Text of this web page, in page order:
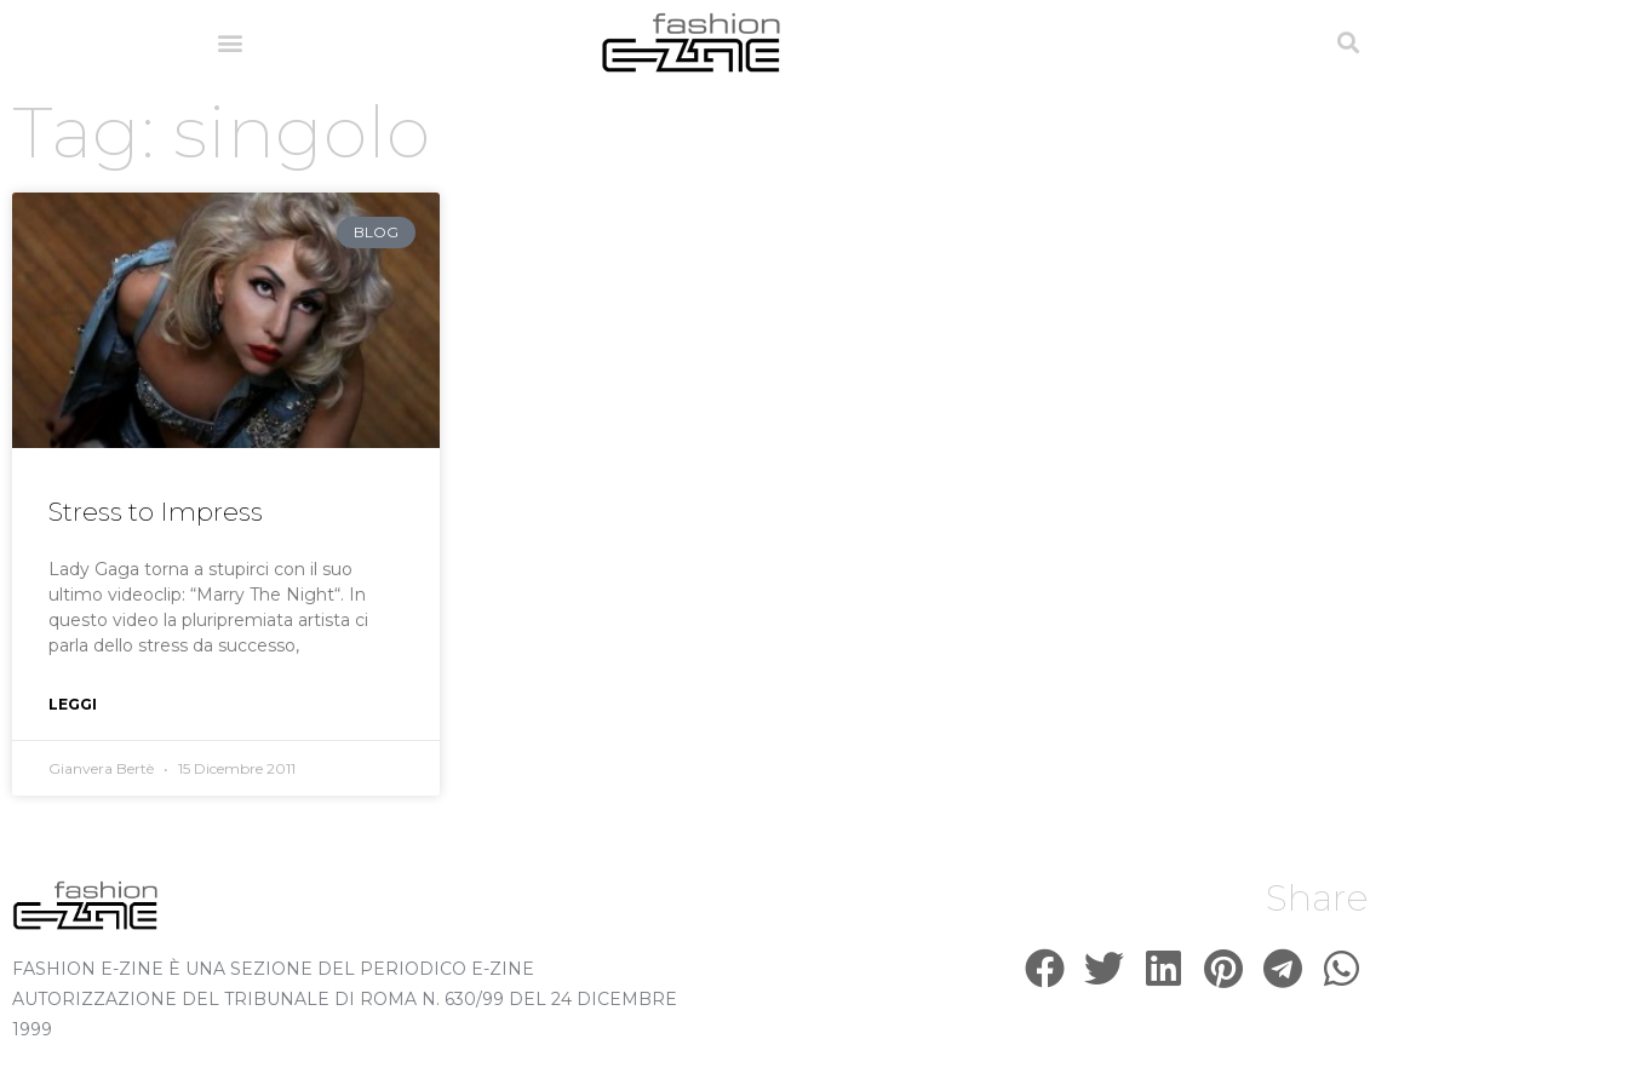
Tag: singolo
BLOG
Stress to Impress
Lady Gaga torna a stupirci con il suo
ultimo videoclip: “Marry The Night“. In
questo video la pluripremiata artista ci
parla dello stress da successo,
LEGGI
Gianvera Bertè 15 Dicembre 2011
FASHION E-ZINE È UNA SEZIONE DEL PERIODICO E-ZINE
AUTORIZZAZIONE DEL TRIBUNALE DI ROMA N. 630/99 DEL 24 DICEMBRE
1999
Share